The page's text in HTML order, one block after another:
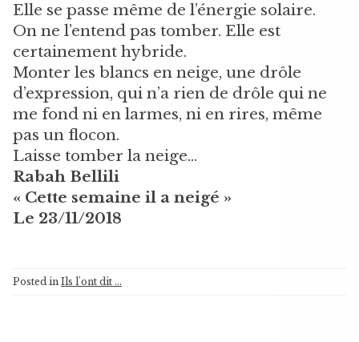
Elle se passe même de l’énergie solaire.
On ne l’entend pas tomber. Elle est
certainement hybride.
Monter les blancs en neige, une drôle
d’expression, qui n’a rien de drôle qui ne
me fond ni en larmes, ni en rires, même
pas un flocon.
Laisse tomber la neige…
Rabah Bellili
« Cette semaine il a neigé »
Le 23/11/2018
Posted in Ils l'ont dit ...